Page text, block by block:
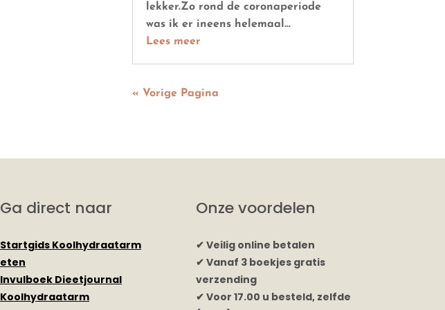
lekker.Zo rond de coronaperiode
was ik er ineens helemaal...
Lees meer
« Vorige Pagina
Ga direct naar
Startgids Koolhydraatarm
eten
Invulboek Dieetjournal
Koolhydraatarm
Onze voordelen
✔ Veilig online betalen
✔ Vanaf 3 boekjes gratis
verzending
✔ Voor 17.00 u besteld, zelfde